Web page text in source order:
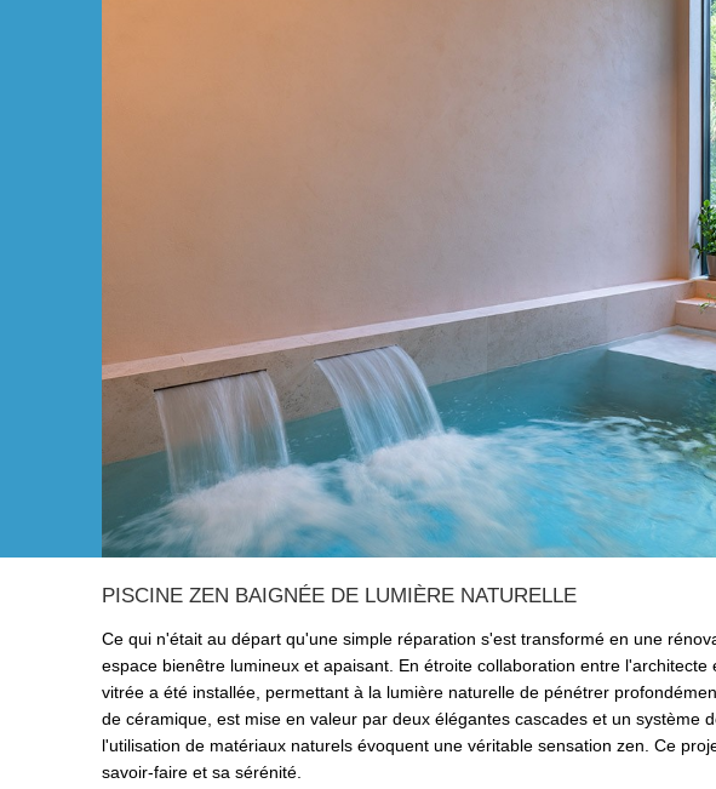
PISCINE ZEN BAIGNÉE DE LUMIÈRE NATURELLE
Ce qui n'était au départ qu'une simple réparation s'est transformé en une
espace bienêtre lumineux et apaisant. En étroite collaboration entre
vitrée a été installée, permettant à la lumière naturelle de pénétrer
de céramique, est mise en valeur par deux élégantes cascades et un système
l'utilisation de matériaux naturels évoquent une véritable sensation zen. Ce
savoir-faire et sa sérénité.